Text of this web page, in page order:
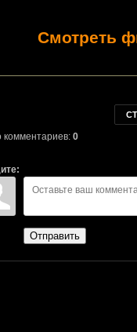
Смотреть
комментариев: 0
Отправить